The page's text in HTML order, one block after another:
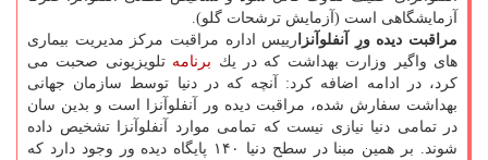
آزمایشگاهی است (آزمایش ترشحات گلو).
مراقبت دیده ورِ آنفلوآنزا رییس اداره مراقبت مركز مدیریت بیماری
های واگیر وزارت بهداشت كه در یك برنامه تلویزیونی صحبت می
كرد، در ادامه اضافه كرد: آنچه كه در دنیا توسط سازمان جهانی
بهداشت سفارش شده، مراقبت دیده ور آنفلوآنزا است و بدین سان
در تمامی دنیا نیازی نیست كه تمامی موارد آنفلوآنزا تشخیص داده
شوند. بر همین مبنا در سطح دنیا ۱۴۰ پایگاه دیده ور وجود دارد كه